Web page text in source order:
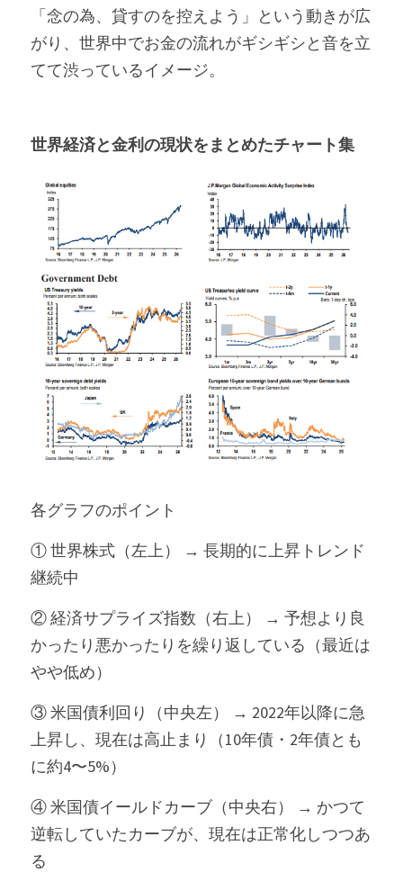
「念の為、貸すのを控えよう」という動きが広
がり、世界中でお金の流れがギシギシと音を立
てて渋っているイメージ。
世界経済と金利の現状をまとめたチャート集
各グラフのポイント
① 世界株式（左上） → 長期的に上昇トレンド
継続中
② 経済サプライズ指数（右上） → 予想より良
かったり悪かったりを繰り返している（最近は
やや低め）
③ 米国債利回り（中央左） → 2022年以降に急
上昇し、現在は高止まり（10年債・2年債とも
に約4〜5%）
④ 米国債イールドカーブ（中央右） → かつて
逆転していたカーブが、現在は正常化しつつあ
る